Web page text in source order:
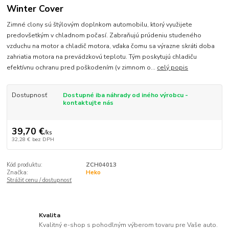
Winter Cover
Zimné clony sú štýlovým doplnkom automobilu, ktorý využijete
predovšetkým v chladnom počasí. Zabraňujú prúdeniu studeného
vzduchu na motor a chladič motora, vďaka čomu sa výrazne skráti doba
zahriatia motora na prevádzkovú teplotu. Tým poskytujú chladiču
efektívnu ochranu pred poškodením (v zimnom o... celý popis
Dostupnosť
Dostupné iba náhrady od iného výrobcu -
kontaktujte nás
39,70 €/ks
32,28 € bez DPH
Kód produktu:
ZCH04013
Značka:
Heko
Strážiť cenu / dostupnosť
Kvalita
Kvalitný e-shop s pohodlným výberom tovaru pre Vaše auto.